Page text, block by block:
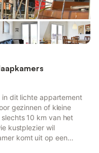
in dit lichte appartement
gezinnen of kleine
10 km van het
kustplezier wil
komt uit op een